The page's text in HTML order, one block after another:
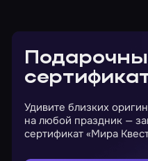
Удивите близких
на любой праздник —
сертификат «Мира